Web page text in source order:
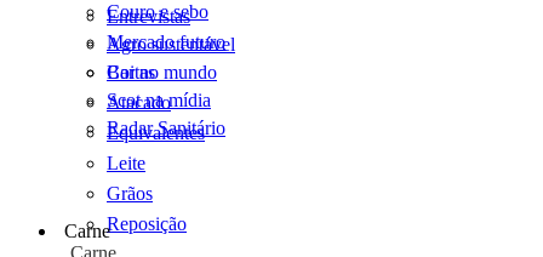
Entrevistas
Agro sustentável
Cartas
Scot na mídia
Radar Sanitário
Couro e sebo
Mercado futuro
Boi no mundo
Atacado
Equivalentes
Leite
Grãos
Reposição
Carne
Carne